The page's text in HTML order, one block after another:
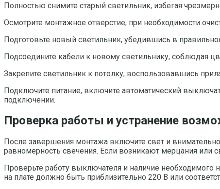
Полностью снимите старый светильник, избегая
Осмотрите монтажное отверстие, при необходимости
Подготовьте новый светильник, убедившись в
Подсоедините кабели к новому светильнику, соблюдая
Закрепите светильник к потолку, воспользовавшись
Подключите питание, включите автоматический
подключении.
Проверка работы и устранение
После завершения монтажа включите свет и
равномерность свечения. Если возникают мерцания или
Проверьте работу выключателя и наличие
на плате должно быть приблизительно 220 В или